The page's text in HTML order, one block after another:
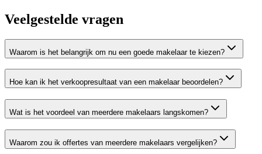
Veelgestelde vragen
Waarom is het belangrijk om nu een goede makelaar te kiezen?
Hoe kan ik het verkoopresultaat van een makelaar beoordelen?
Wat is het voordeel van meerdere makelaars langskomen?
Waarom zou ik offertes van meerdere makelaars vergelijken?